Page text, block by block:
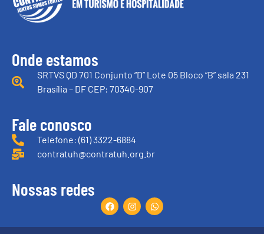
Onde estamos
SRTVS QD 701 Conjunto “D” Lote 05 Bloco “B” sala 231
Brasília – DF CEP: 70340-907
Fale conosco
Telefone: (61) 3322-6884
contratuh@contratuh.org.br
Nossas redes